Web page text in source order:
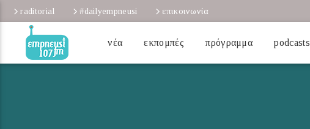
raditorial #dailyempneusi επικοινωνία
νέα εκπομπές πρόγραμμα podcasts